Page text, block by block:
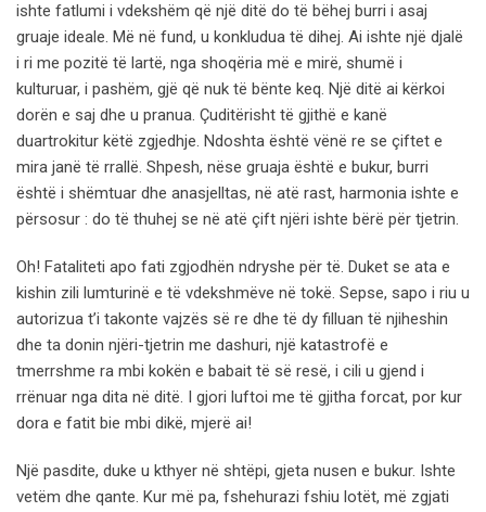
ishte fatlumi i vdekshëm që një ditë do të bëhej burri i asaj
gruaje ideale. Më në fund, u konkludua të dihej. Ai ishte një djalë
i ri me pozitë të lartë, nga shoqëria më e mirë, shumë i
kulturuar, i pashëm, gjë që nuk të bënte keq. Një ditë ai kërkoi
dorën e saj dhe u pranua. Çuditërisht të gjithë e kanë
duartrokitur këtë zgjedhje. Ndoshta është vënë re se çiftet e
mira janë të rrallë. Shpesh, nëse gruaja është e bukur, burri
është i shëmtuar dhe anasjelltas, në atë rast, harmonia ishte e
përsosur : do të thuhej se në atë çift njëri ishte bërë për tjetrin.
Oh! Fataliteti apo fati zgjodhën ndryshe për të. Duket se ata e
kishin zili lumturinë e të vdekshmëve në tokë. Sepse, sapo i riu u
autorizua t’i takonte vajzës së re dhe të dy filluan të njiheshin
dhe ta donin njëri-tjetrin me dashuri, një katastrofë e
tmerrshme ra mbi kokën e babait të së resë, i cili u gjend i
rrënuar nga dita në ditë. I gjori luftoi me të gjitha forcat, por kur
dora e fatit bie mbi dikë, mjerë ai!
Një pasdite, duke u kthyer në shtëpi, gjeta nusen e bukur. Ishte
vetëm dhe qante. Kur më pa, fshehurazi fshiu lotët, më zgjati